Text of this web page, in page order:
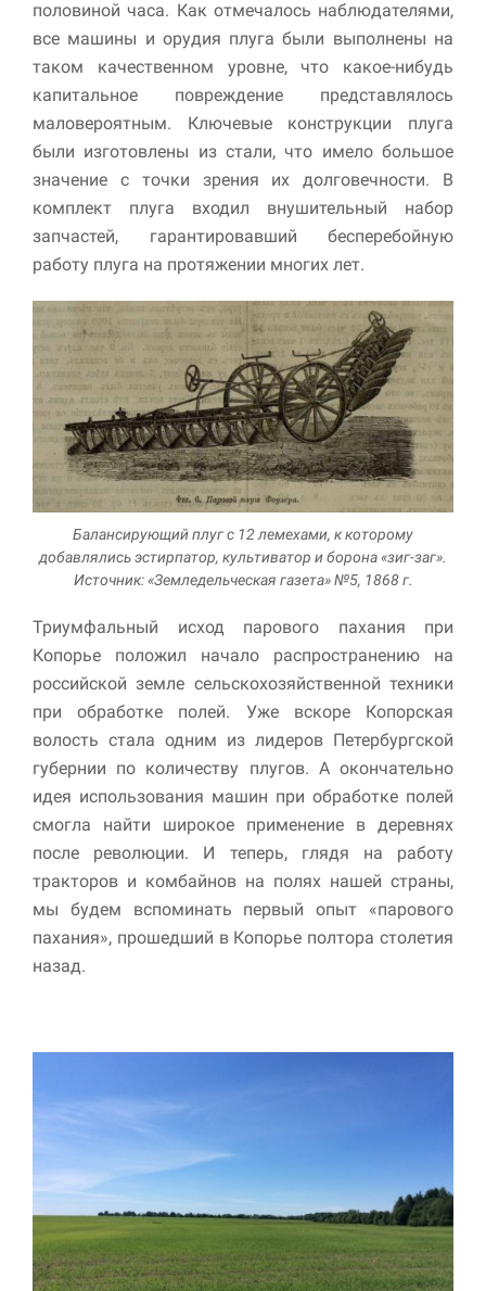
половиной часа. Как отмечалось наблюдателями,
все машины и орудия плуга были выполнены на
таком качественном уровне, что какое-нибудь
капиталь­ное повреждение представлялось
маловероятным. Ключевые конструкции плуга
были изготовлены из стали, что имело большое
значение с точки зрения их долговечности. В
комплект плуга входил внушительный набор
запчастей, гарантировавший бесперебойную
работу плуга на протяжении многих лет.
Балансирующий плуг с 12 лемехами, к которому
добавлялись эстирпатор, культиватор и борона «зиг-заг».
Источник: «Земледельческая газета» №5, 1868 г.
Триумфальный исход парового пахания при
Копорье положил начало распространению на
российской земле сельскохозяйственной техники
при обработке полей. Уже вскоре Копорская
волость стала одним из лидеров Петербургской
губернии по количеству плугов. А окончательно
идея ис­пользования машин при обра­ботке полей
смогла найти ши­рокое применение в деревнях
после революции. И теперь, глядя на работу
тракторов и комбайнов на полях нашей страны,
мы будем вспоминать первый опыт «парового
пахания», прошедший в Копорье полтора столетия
назад.